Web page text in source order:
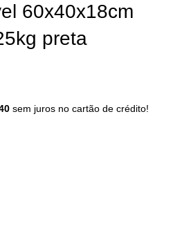
60x40x18cm
preta
sem juros no cartão de crédito!